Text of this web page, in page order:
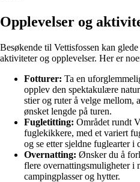
Opplevelser og
Besøkende til Vettisfossen kan
aktiviteter og opplevelser. Her er
Fotturer: Ta en
opplev den spektakulære
stier og ruter å velge mellom,
ønsket lengde på turen.
Fugletitting: Området rundt
fuglekikkere, med et variert
og se etter sjeldne fuglearter i
Overnatting: Ønsker du å
flere overnattingsmuligheter i
campingplasser og hytter.